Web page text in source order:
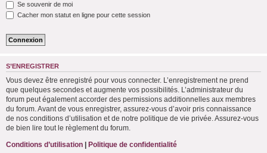
Se souvenir de moi
Cacher mon statut en ligne pour cette session
S’ENREGISTRER
Vous devez être enregistré pour vous connecter. L’enregistrement ne prend
que quelques secondes et augmente vos possibilités. L’administrateur du
forum peut également accorder des permissions additionnelles aux membres
du forum. Avant de vous enregistrer, assurez-vous d’avoir pris connaissance
de nos conditions d’utilisation et de notre politique de vie privée. Assurez-vous
de bien lire tout le règlement du forum.
Conditions d’utilisation | Politique de confidentialité